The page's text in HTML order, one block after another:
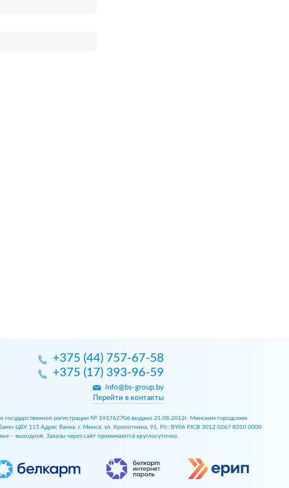
+375 (44) 757-67-58
+375 (17) 393-96-59
info@bs-group.by
Перейти в контакты
регистрации № 191762706 выдано 21.08.2012г. Минским городским
ЦБУ 115 Адрес банка: г. Минск, ул. Кропоткина, 91, Р/с: BY06 PJCB 3012 0267 8310 0000
– выходной. Заказы через сайт принимаются круглосуточно.